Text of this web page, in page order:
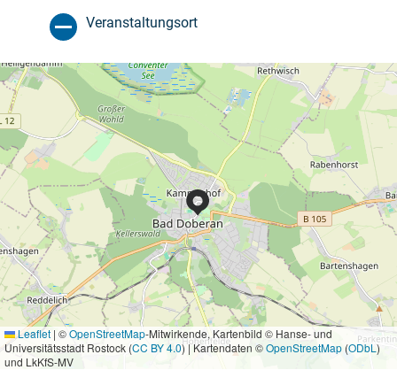
Veranstaltungsort
Leaflet | ©OpenStreetMap-Mitwirkende, Kartenbild © Hanse- und
Universitätsstadt Rostock (CC BY 4.0) | Kartendaten ©OpenStreetMap(ODbL )
und LkKfS-MV